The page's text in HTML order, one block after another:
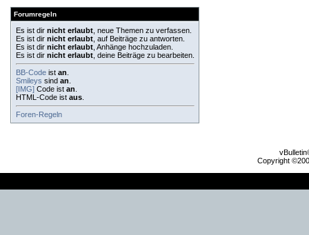
Forumregeln
Es ist dir nicht erlaubt , neue Themen zu verfassen.
Es ist dir nicht erlaubt , auf Beiträge zu antworten.
Es ist dir nicht erlaubt , Anhänge hochzuladen.
Es ist dir nicht erlaubt , deine Beiträge zu bearbeiten.
BB-Code ist an
Smileys sind an
[IMG] Code ist an
HTML-Code ist aus
Foren-Regeln
Copyright